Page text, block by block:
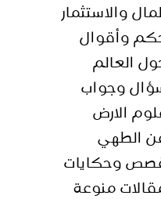
المال والاستثمار
وأقوال
العالم
وجواب
الارض
الطهي
وحكايات
منوعة